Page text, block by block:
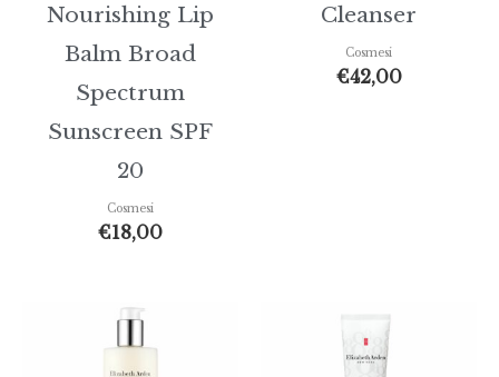
Nourishing Lip
Balm Broad
Spectrum
Sunscreen SPF
20
Cosmesi
€18,00
Cleanser
Cosmesi
€42,00